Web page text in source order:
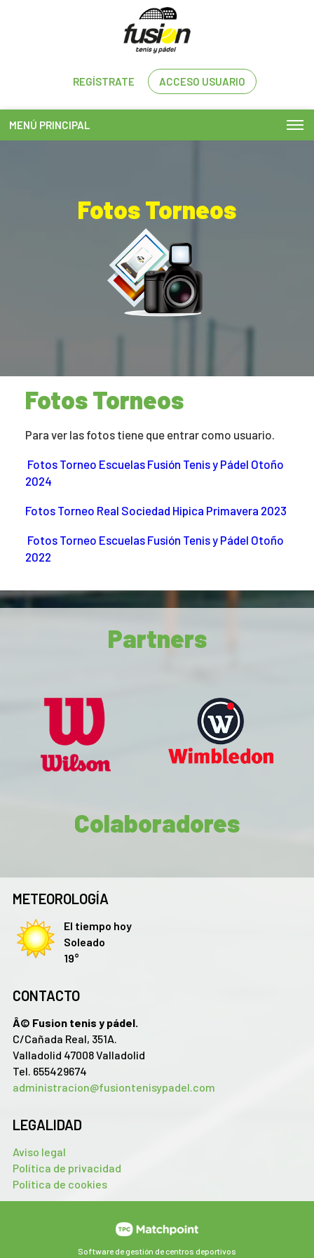
REGÍSTRATE ACCESO USUARIO
MENÚ PRINCIPAL
Fotos Torneos
Fotos Torneos
Para ver las fotos tiene que entrar como usuario.
Fotos Torneo Escuelas Fusión Tenis y Pádel Otoño
2024
Fotos Torneo Real Sociedad Hipica Primavera 2023
Fotos Torneo Escuelas Fusión Tenis y Pádel Otoño
2022
Partners
Colaboradores
METEOROLOGÍA
El tiempo hoy
Soleado
19°
CONTACTO
Â© Fusion tenis y pádel.
C/Cañada Real, 351A.
Valladolid 47008 Valladolid
Tel. 655429674
administracion@fusiontenisypadel.com
LEGALIDAD
Aviso legal
Política de privacidad
Política de cookies
Software de gestión de centros deportivos